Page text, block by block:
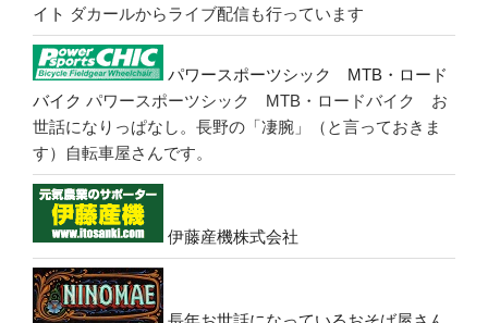
イト ダカールからライブ配信も行っています
パワースポーツシック MTB・ロード
バイク パワースポーツシック MTB・ロードバイク お
世話になりっぱなし。長野の「凄腕」（と言っておきま
す）自転車屋さんです。
伊藤産機株式会社